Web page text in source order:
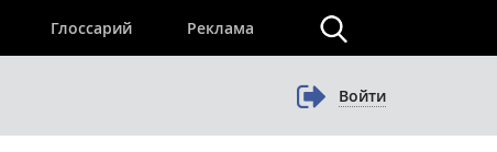
Глоссарий Реклама
Войти